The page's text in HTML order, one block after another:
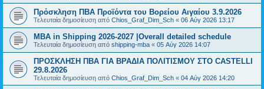
Πρόσκληση ΠΒΑ Προϊόντα του Βορείου Αιγαίου 3.9.2026
Τελευταία δημοσίευση από Chios_Graf_Dim_Sch « 06 Αύγ 2026 13:17
MBA in Shipping 2026-2027 |Overall detailed schedule
Τελευταία δημοσίευση από shipping-mba « 05 Αύγ 2026 14:07
ΠΡΟΣΚΛΗΣΗ ΠΒΑ ΓΙΑ ΒΡΑΔΙΑ ΠΟΛΙΤΙΣΜΟΥ ΣΤΟ CASTELLI
29.8.2026
Τελευταία δημοσίευση από Chios_Graf_Dim_Sch « 04 Αύγ 2026 14:20